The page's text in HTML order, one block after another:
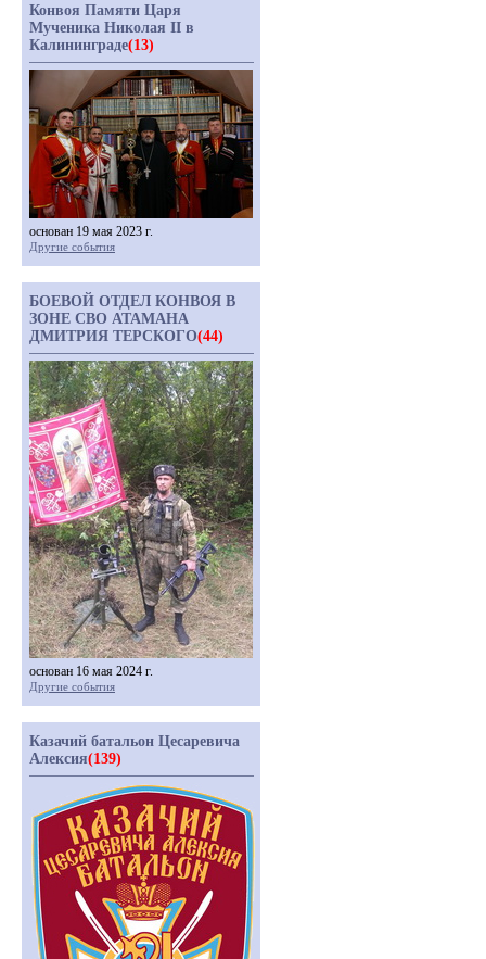
Конвоя Памяти Царя
Мученика Николая II в
Калининграде(13)
основан 19 мая 2023 г.
Другие события
БОЕВОЙ ОТДЕЛ КОНВОЯ В
ЗОНЕ СВО АТАМАНА
ДМИТРИЯ ТЕРСКОГО(44)
основан 16 мая 2024 г.
Другие события
Казачий батальон Цесаревича
Алексия(139)